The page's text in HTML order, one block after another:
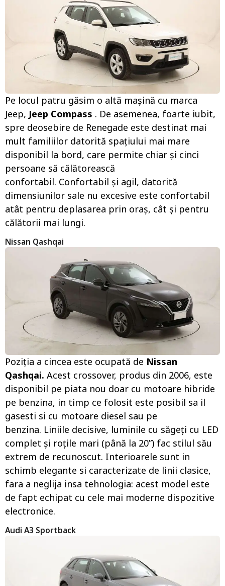
Pe locul patru găsim o altă mașină cu marca
Jeep, Jeep Compass . De asemenea, foarte iubit,
spre deosebire de Renegade este destinat mai
mult familiilor datorită spațiului mai mare
disponibil la bord, care permite chiar și cinci
persoane să călătorească
confortabil. Confortabil și agil, datorită
dimensiunilor sale nu excesive este confortabil
atât pentru deplasarea prin oraș, cât și pentru
călătorii mai lungi.
Nissan Qashqai
Poziția a cincea este ocupată de Nissan
Qashqai. Acest crossover, produs din 2006, este
disponibil pe piata nou doar cu motoare hibride
pe benzina, in timp ce folosit este posibil sa il
gasesti si cu motoare diesel sau pe
benzina. Liniile decisive, luminile cu săgeți cu LED
complet și roțile mari (până la 20”) fac stilul său
extrem de recunoscut. Interioarele sunt in
schimb elegante si caracterizate de linii clasice,
fara a neglija insa tehnologia: acest model este
de fapt echipat cu cele mai moderne dispozitive
electronice.
Audi A3 Sportback